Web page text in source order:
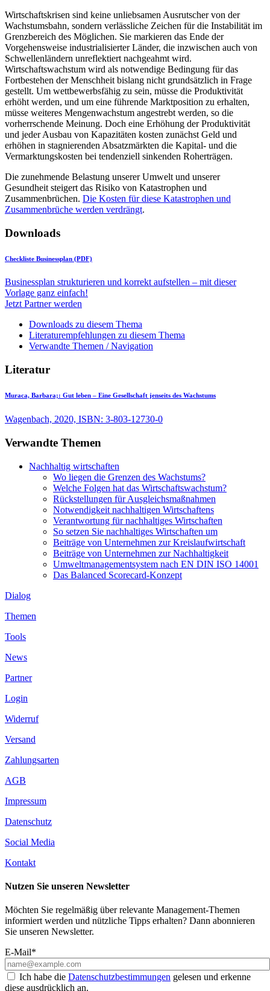
Wirtschaftskrisen sind keine unliebsamen Ausrutscher von der
Wachstumsbahn, sondern verlässliche Zeichen für die Instabilität im
Grenzbereich des Möglichen. Sie markieren das Ende der
Vorgehensweise industrialisierter Länder, die inzwischen auch von
Schwellenländern unreflektiert nachgeahmt wird.
Wirtschaftswachstum wird als notwendige Bedingung für das
Fortbestehen der Menschheit bislang nicht grundsätzlich in Frage
gestellt. Um wettbewerbsfähig zu sein, müsse die Produktivität
erhöht werden, und um eine führende Marktposition zu erhalten,
müsse weiteres Mengenwachstum angestrebt werden, so die
vorherrschende Meinung. Doch eine Erhöhung der Produktivität
und jeder Ausbau von Kapazitäten kosten zunächst Geld und
erhöhen in stagnierenden Absatzmärkten die Kapital- und die
Vermarktungskosten bei tendenziell sinkenden Roherträgen.
Die zunehmende Belastung unserer Umwelt und unserer
Gesundheit steigert das Risiko von Katastrophen und
Zusammenbrüchen. Die Kosten für diese Katastrophen und
Zusammenbrüche werden verdrängt.
Downloads
Checkliste Businessplan (PDF)
Businessplan strukturieren und korrekt aufstellen – mit dieser
Vorlage ganz einfach!
Jetzt Partner werden
Downloads zu diesem Thema
Literaturempfehlungen zu diesem Thema
Verwandte Themen / Navigation
Literatur
Muraca, Barbara;: Gut leben – Eine Gesellschaft jenseits des Wachstums
Wagenbach, 2020, ISBN: 3-803-12730-0
Verwandte Themen
Nachhaltig wirtschaften
Wo liegen die Grenzen des Wachstums?
Welche Folgen hat das Wirtschaftswachstum?
Rückstellungen für Ausgleichsmaßnahmen
Notwendigkeit nachhaltigen Wirtschaftens
Verantwortung für nachhaltiges Wirtschaften
So setzen Sie nachhaltiges Wirtschaften um
Beiträge von Unternehmen zur Kreislaufwirtschaft
Beiträge von Unternehmen zur Nachhaltigkeit
Umweltmanagementsystem nach EN DIN ISO 14001
Das Balanced Scorecard-Konzept
Dialog
Themen
Tools
News
Partner
Login
Widerruf
Versand
Zahlungsarten
AGB
Impressum
Datenschutz
Social Media
Kontakt
Nutzen Sie unseren Newsletter
Möchten Sie regelmäßig über relevante Management-Themen
informiert werden und nützliche Tipps erhalten? Dann abonnieren
Sie unseren Newsletter.
E-Mail*
Ich habe die Datenschutzbestimmungen gelesen und erkenne
diese ausdrücklich an.